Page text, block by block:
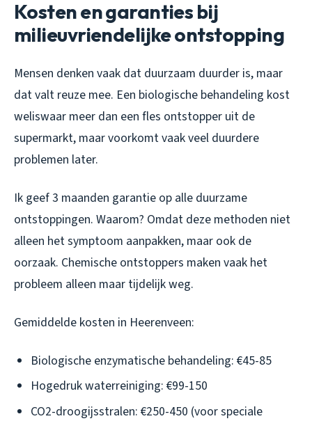
Kosten en garanties bij
milieuvriendelijke ontstopping
Mensen denken vaak dat duurzaam duurder is, maar
dat valt reuze mee. Een biologische behandeling kost
weliswaar meer dan een fles ontstopper uit de
supermarkt, maar voorkomt vaak veel duurdere
problemen later.
Ik geef 3 maanden garantie op alle duurzame
ontstoppingen. Waarom? Omdat deze methoden niet
alleen het symptoom aanpakken, maar ook de
oorzaak. Chemische ontstoppers maken vaak het
probleem alleen maar tijdelijk weg.
Gemiddelde kosten in Heerenveen:
Biologische enzymatische behandeling: €45-85
Hogedruk waterreiniging: €99-150
CO2-droogijsstralen: €250-450 (voor speciale